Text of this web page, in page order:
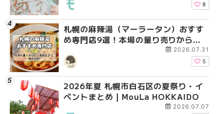
8
札幌の麻辣湯（マーラータン）おすす
め専門店9選！本場の量り売りから最
新店まで徹底比較 | MouLa
HOKKAIDO
2026.07.31
5
2026年夏 札幌市白石区の夏祭り・イ
ベントまとめ | MouLa HOKKAIDO
2026.07.07
2026年夏 札幌市手稲
ベントまとめ |
2026年夏 札幌市白石
ベントまとめ |
2026年夏 札幌市白石
ベントまとめ |
2026年夏 札幌市手稲
ベントまとめ |